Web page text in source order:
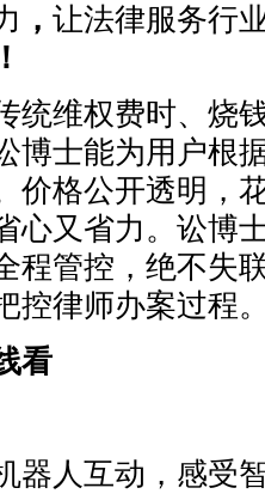
， 让法律服务行
统维权费时、烧
博士能为用户根
价格公开透明，
心又省力。讼博
程管控，绝不失
控律师办案过程
看
器人互动，感受